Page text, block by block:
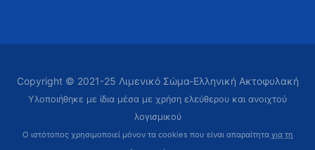
Copyright © 2021-25 Λιμενικό Σώμα-Ελληνική Ακτοφυλακή
Υλοποιήθηκε με ίδια μέσα με χρήση ελεύθερου και ανοιχτού
λογισμικού
Ο ιστότοπος χρησιμοποιεί μόνον τα cookies που είναι απαραίτητα για τη